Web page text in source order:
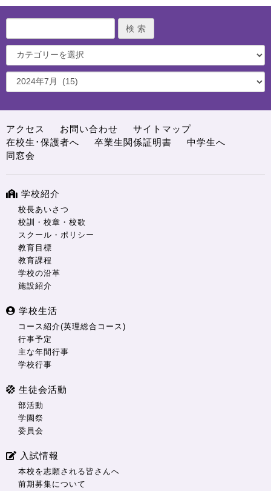
アクセス お問い合わせ
サイトマップ
在校生･保護者へ
卒業生関係証明書
中学生へ
同窓会
学校紹介
校長あいさつ
校訓・校章・校歌
スクール・ポリシー
教育目標
教育課程
学校の沿革
施設紹介
学校生活
コース紹介(英理総合コース)
行事予定
主な年間行事
学校行事
生徒会活動
部活動
学園祭
委員会
入試情報
本校を志願される皆さんへ
前期募集について